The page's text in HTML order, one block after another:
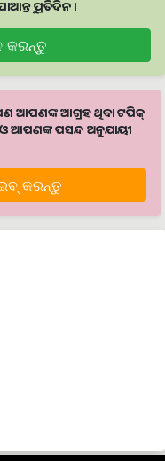
ପ୍ରତିଦିନ ।
କରନ୍ତୁ
ଆପଣଙ୍କ ଆଗ୍ରହ ଥିବା ଟପିକ୍‌
ଆପଣଙ୍କ ପସନ୍ଦ ଅନୁଯାୟୀ
କରନ୍ତୁ